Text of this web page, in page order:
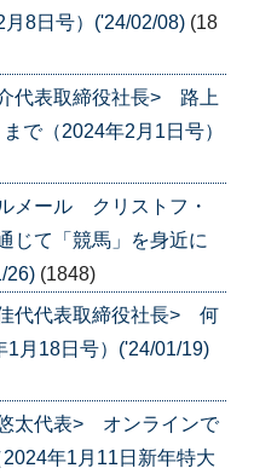
8日号）('24/02/08) (18
代表取締役社長> 路上
で（2024年2月1日号）
ール クリストフ・
じて「競馬」を身近に
26) (1848)
代代表取締役社長> 何
1月18日号）('24/01/19)
太代表> オンラインで
年1月11日新年特大